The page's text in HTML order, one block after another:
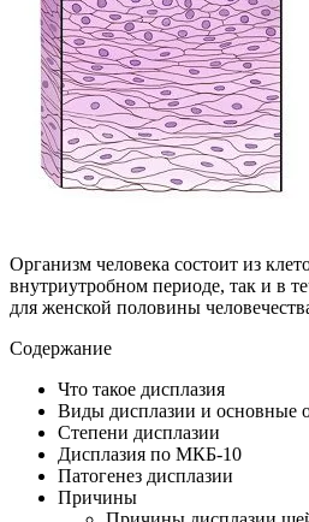
Организм человека состоит из
внутриутробном периоде, так и в
для женской половины
Содержание
Что такое дисплазия
Виды дисплазии и основные
Степени дисплазии
Дисплазия по МКБ-10
Патогенез дисплазии
Причины